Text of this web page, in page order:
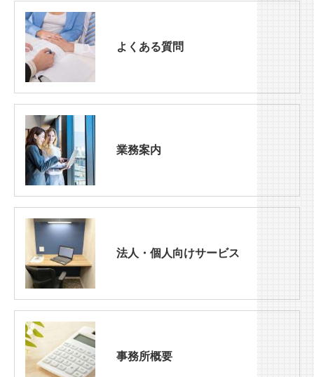
よくある質問
業務案内
法人・個人向けサービス
事務所概要